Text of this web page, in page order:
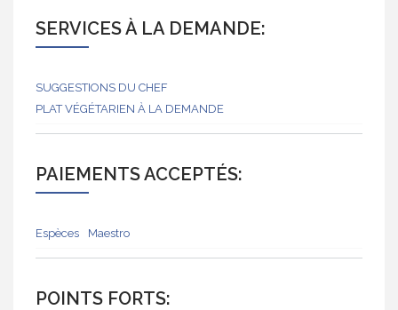
SERVICES À LA DEMANDE:
SUGGESTIONS DU CHEF
PLAT VÉGÉTARIEN À LA DEMANDE
PAIEMENTS ACCEPTÉS:
Espèces Maestro
POINTS FORTS: